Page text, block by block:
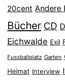
20cent Andere
Bücher CD
Eichwalde Exil
Fussballplatz Garten
Heimat Interview